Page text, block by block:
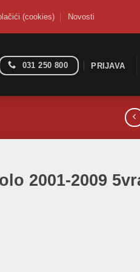
(cookies) Novosti
031 250 800 PRIJAVA
2001-2009